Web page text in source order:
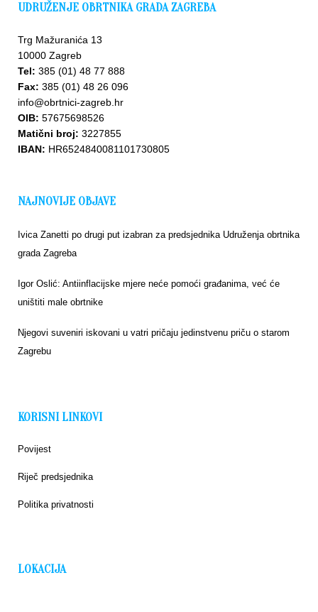
se u
bazu
UDRUŽENJE OBRTNIKA GRADA ZAGREBA
Trg Mažuranića 13
10000 Zagreb
Tel: 385 (01) 48 77 888
Fax: 385 (01) 48 26 096
info@obrtnici-zagreb.hr
OIB: 57675698526
Matični broj: 3227855
IBAN: HR6524840081101730805
NAJNOVIJE OBJAVE
Ivica Zanetti po drugi put izabran za predsjednika Udruženja obrtnika
grada Zagreba
Igor Oslić: Antiinflacijske mjere neće pomoći građanima, već će
uništiti male obrtnike
Njegovi suveniri iskovani u vatri pričaju jedinstvenu priču o starom
Zagrebu
KORISNI LINKOVI
Povijest
Riječ predsjednika
Politika privatnosti
LOKACIJA